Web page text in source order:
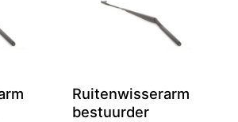
Ruitenwisserarm
bestuurder